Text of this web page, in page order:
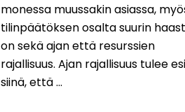
monessa muussakin asiassa,
tilinpäätöksen osalta suurin
on sekä ajan että resurssien
rajallisuus. Ajan rajallisuus tulee
siinä, että ...